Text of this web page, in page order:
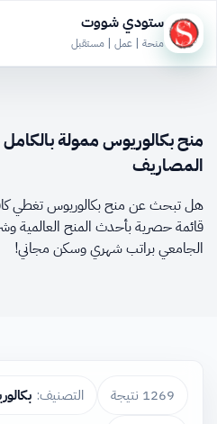
ستودي شووت
منحة | عمل | مستقبل
المصاريف
هل تبحث عن منح بكالوريوس تغطي
قائمة حصرية بأحدث المنح العالمية
الجامعي براتب شهري وسكن مجاني!
1269 نتيجة التصنيف: